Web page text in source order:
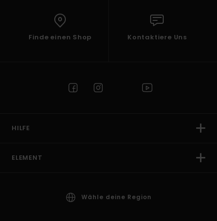
Finde einen Shop Kontaktiere Uns
HILFE
ELEMENT
Wähle deine Region